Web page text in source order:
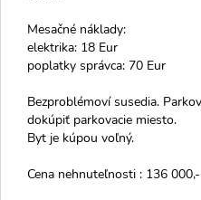
Mesačné náklady:
elektrika: 18 Eur
poplatky správca: 70 Eur
Bezproblémoví susedia.
dokúpiť parkovacie miesto.
Byt je kúpou voľný.
Cena nehnuteľnosti : 136